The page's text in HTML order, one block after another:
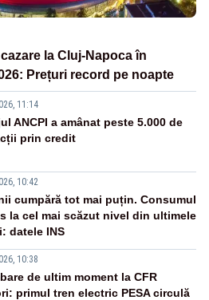
la Cluj-Napoca în
Prețuri record pe noapte
11:14
ANCPI a amânat peste 5.000 de
prin credit
10:42
cumpără tot mai puțin. Consumul
la cel mai scăzut nivel din ultimele
datele INS
10:38
de ultim moment la CFR
primul tren electric PESA circulă